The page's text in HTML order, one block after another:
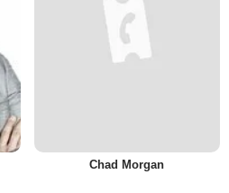
Chad Morgan